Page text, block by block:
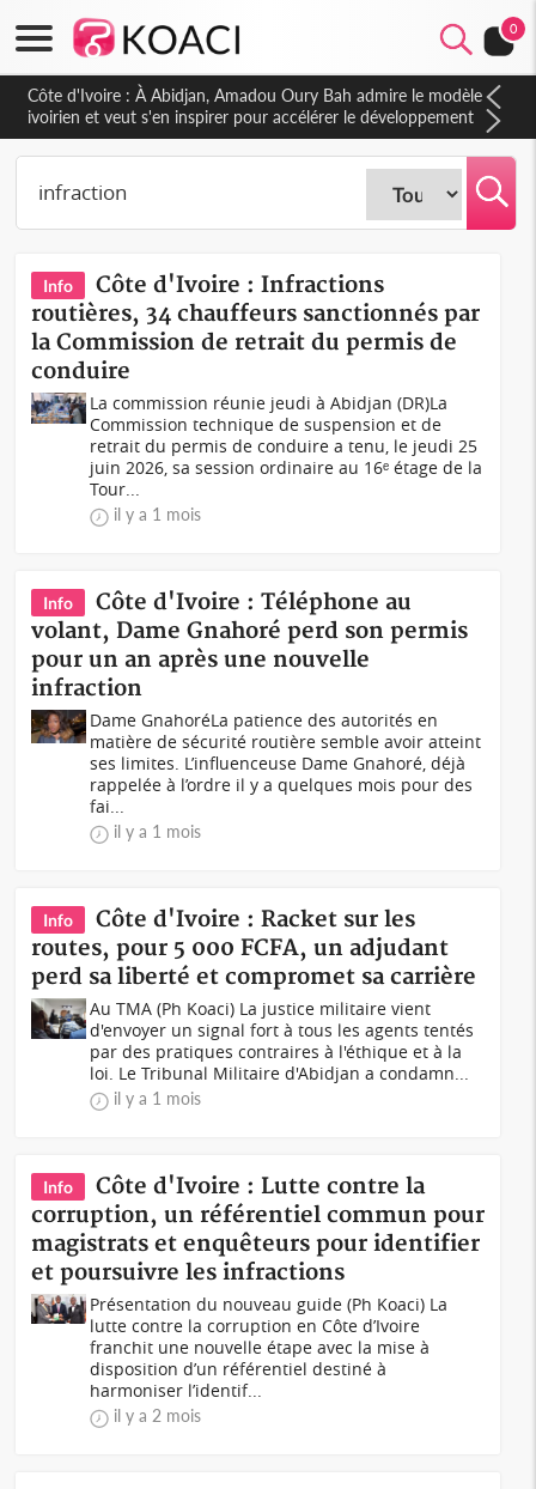
0
Côte d'Ivoire : À Abidjan, Amadou Oury Bah admire le modèle
ivoirien et veut s'en inspirer pour accélérer le développement
de la Guinée
Info
Côte d'Ivoire : Infractions
routières, 34 chauffeurs sanctionnés par
la Commission de retrait du permis de
conduire
La commission réunie jeudi à Abidjan (DR)La
Commission technique de suspension et de
retrait du permis de conduire a tenu, le jeudi 25
juin 2026, sa session ordinaire au 16ᵉ étage de la
Tour...
il y a 1 mois
Info
Côte d'Ivoire : Téléphone au
volant, Dame Gnahoré perd son permis
pour un an après une nouvelle
infraction
Dame GnahoréLa patience des autorités en
matière de sécurité routière semble avoir atteint
ses limites. L’influenceuse Dame Gnahoré, déjà
rappelée à l’ordre il y a quelques mois pour des
fai...
il y a 1 mois
Info
Côte d'Ivoire : Racket sur les
routes, pour 5 000 FCFA, un adjudant
perd sa liberté et compromet sa carrière
Au TMA (Ph Koaci) La justice militaire vient
d'envoyer un signal fort à tous les agents tentés
par des pratiques contraires à l'éthique et à la
loi. Le Tribunal Militaire d'Abidjan a condamn...
il y a 1 mois
Info
Côte d'Ivoire : Lutte contre la
corruption, un référentiel commun pour
magistrats et enquêteurs pour identifier
et poursuivre les infractions
Présentation du nouveau guide (Ph Koaci) La
lutte contre la corruption en Côte d’Ivoire
franchit une nouvelle étape avec la mise à
disposition d’un référentiel destiné à
harmoniser l’identif...
il y a 2 mois